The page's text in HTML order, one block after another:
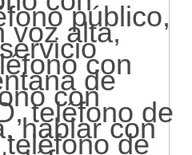
público,
voz alta,
con
de
con
teléfono de
hablar con
de